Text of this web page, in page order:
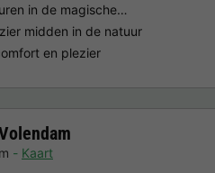
in de magische…
midden in de natuur
en plezier
Kaart